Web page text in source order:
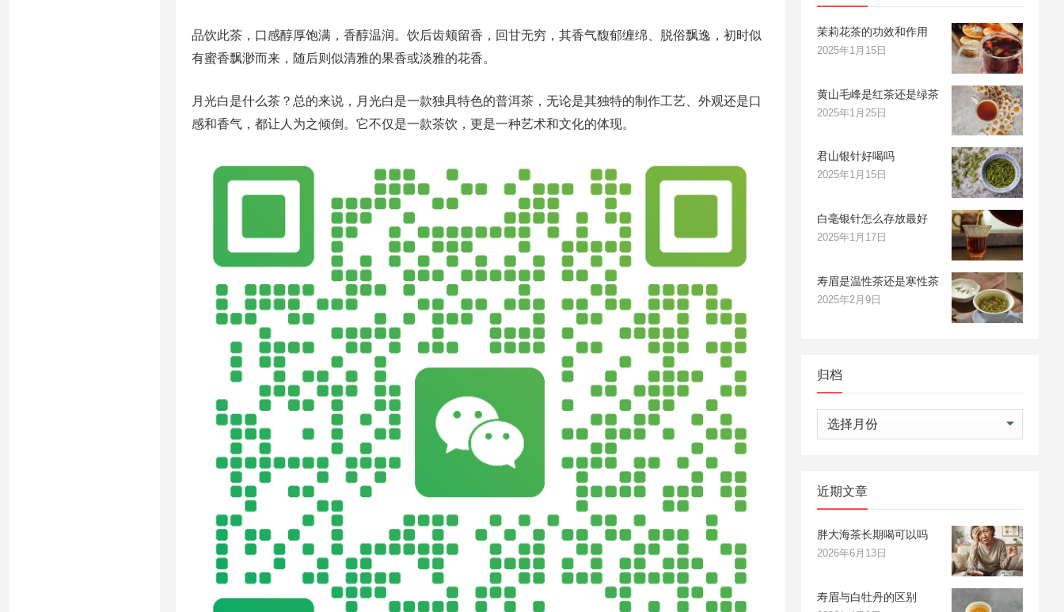
品饮此茶，口感醇厚饱满，香醇温润。饮后齿颊留香，回甘无穷，其香气馥郁缠绵、脱俗飘逸，初时似
有蜜香飘渺而来，随后则似清雅的果香或淡雅的花香。
月光白是什么茶？总的来说，月光白是一款独具特色的普洱茶，无论是其独特的制作工艺、外观还是口
感和香气，都让人为之倾倒。它不仅是一款茶饮，更是一种艺术和文化的体现。
茉莉花茶的功效和作用
2025年1月15日
黄山毛峰是红茶还是绿茶
2025年1月25日
君山银针好喝吗
2025年1月15日
白毫银针怎么存放最好
2025年1月17日
寿眉是温性茶还是寒性茶
2025年2月9日
归档
归
档
近期文章
胖大海茶长期喝可以吗
2026年6月13日
寿眉与白牡丹的区别